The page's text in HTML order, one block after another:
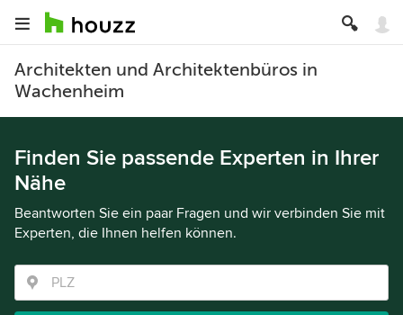
Architekten und Architektenbüros in
Wachenheim
Finden Sie passende Experten in Ihrer
Nähe
Beantworten Sie ein paar Fragen und wir verbinden Sie mit
Experten, die Ihnen helfen können.